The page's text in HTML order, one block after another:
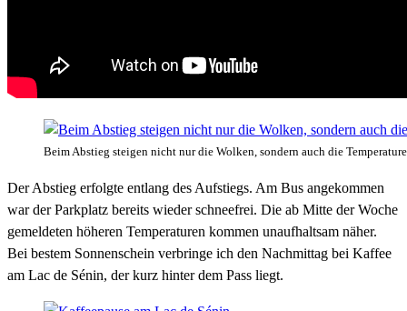
Beim Abstieg steigen nicht nur die Wolken, sondern auch die
Der Abstieg erfolgte entlang des Aufstiegs. Am Bus angekommen
war der Parkplatz bereits wieder schneefrei. Die ab Mitte der Woche
gemeldeten höheren Temperaturen kommen unaufhaltsam näher.
Bei bestem Sonnenschein verbringe ich den Nachmittag bei Kaffee
am Lac de Sénin, der kurz hinter dem Pass liegt.